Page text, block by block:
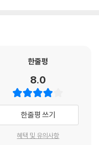
한줄평
8.0
한줄평 쓰기
혜택 및 유의사항